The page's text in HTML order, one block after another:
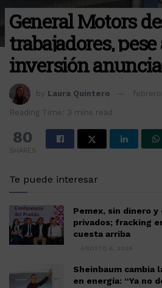
General Motors
trabajadores,
inversión
by Laura Quintero febrero
Reading Time: 3 mins read
80
SHARES
Te puede interesar
Pemex, sin dinero
privados; fracking
cuesta arriba
AGOSTO 6, 2026
Sheinbaum cambia
en energía: “Ya no